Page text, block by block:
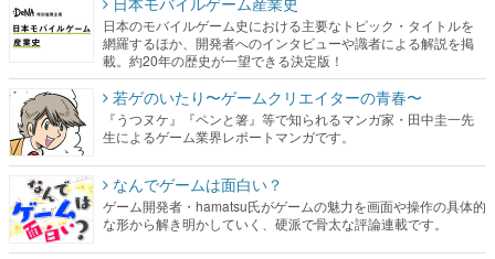
日本のモバイルゲーム史における主要なトピック・タイトルを
網羅するほか、開発者へのインタビューや識者による解説を掲
載。約20年の歴史が一望できる決定版！
若ゲのいたり〜ゲームクリエイターの青春〜
『うつヌケ』『ペンと箸』等で知られるマンガ家・田中圭一先
生によるゲーム業界レポートマンガです。
なんでゲームは面白い？
ゲーム開発者・hamatsu氏がゲームの魅力を画面や操作の具体的
な形から解き明かしていく、硬派で骨太な評論連載です。